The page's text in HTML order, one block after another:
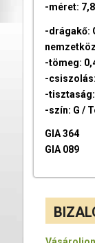
-méret:
-drágakő:
-tömeg:
-
-
-szín: G /
GIA 364
GIA 089